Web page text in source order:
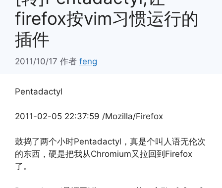
firefox按vim习惯运行的
插件
2011/10/17 作者 feng
Pentadactyl
2011-02-05 22:37:59 /Mozilla/Firefox
鼓捣了两个小时Pentadactyl，真是个叫人语无伦次
的东西，硬是把我从Chromium又拉回到Firefox
了。